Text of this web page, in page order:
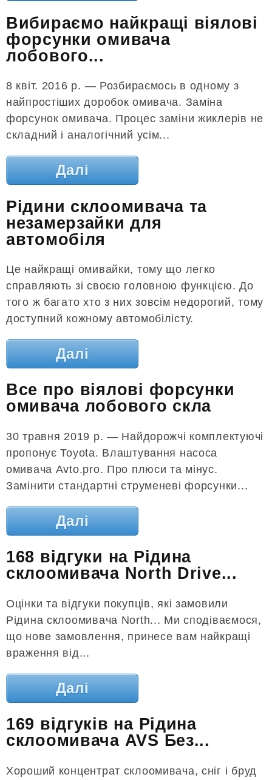
Вибираємо найкращі віялові
форсунки омивача
лобового...
8 квіт. 2016 р. — Розбираємось в одному з
найпростіших доробок омивача. Заміна
форсунок омивача. Процес заміни жиклерів не
складний і аналогічний усім...
Далі
Рідини склоомивача та
незамерзайки для
автомобіля
Це найкращі омивайки, тому що легко
справляють зі своєю головною функцією. До
того ж багато хто з них зовсім недорогий, тому
доступний кожному автомобілісту.
Далі
Все про віялові форсунки
омивача лобового скла
30 травня 2019 р. — Найдорожчі комплектуючі
пропонує Toyota. Влаштування насоса
омивача Avto.pro. Про плюси та мінус.
Замінити стандартні струменеві форсунки...
Далі
168 відгуки на Рідина
склоомивача North Drive...
Оцінки та відгуки покупців, які замовили
Рідина склоомивача North... Ми сподіваємося,
що нове замовлення, принесе вам найкращі
враження від...
Далі
169 відгуків на Рідина
склоомивача AVS Без...
Хороший концентрат склоомивача, сніг і бруд